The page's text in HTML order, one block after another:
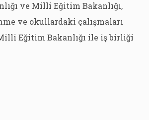
ve Milli Eğitim Bakanlığı,
ve okullardaki çalışmaları
Eğitim Bakanlığı ile iş birliği